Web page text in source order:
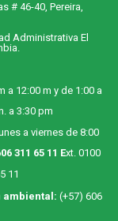
# 46-40, Pereira,
Administrativa El
a 12:00 m y de 1:00 a
a 3:30 pm
a viernes de 8:00
311 65 11 Ext. 0100
11
ambiental: (+57) 606